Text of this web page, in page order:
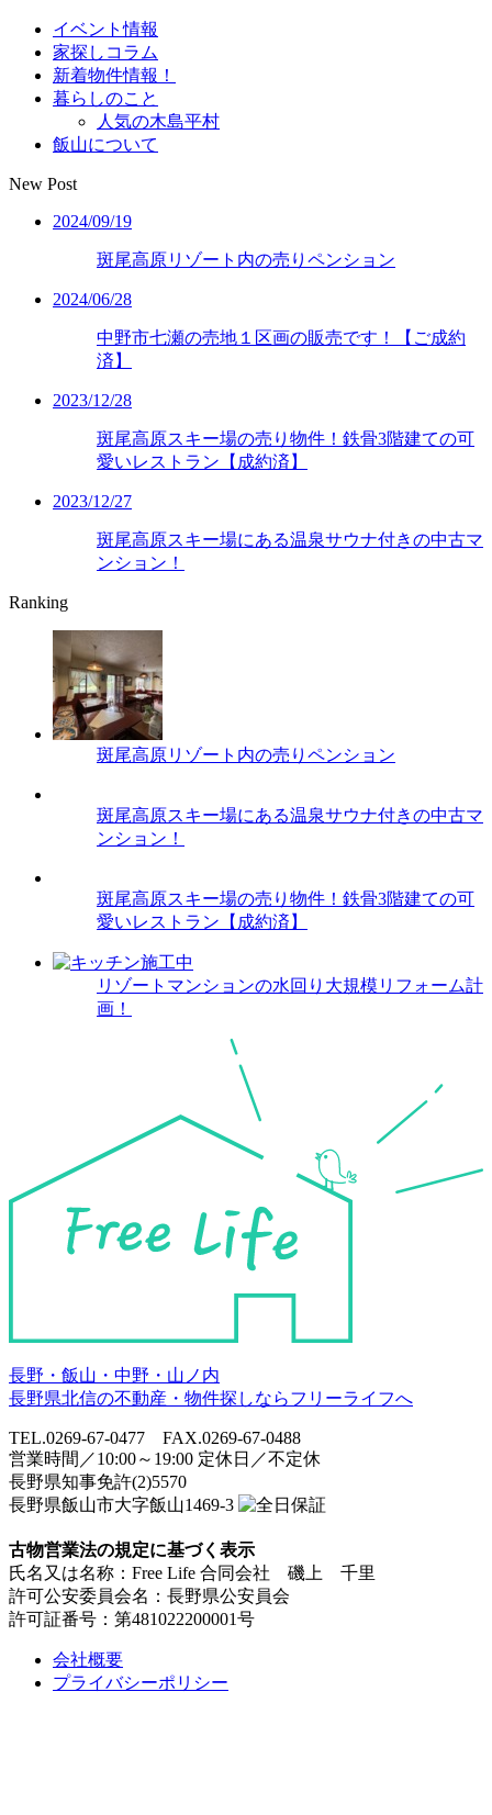
イベント情報
家探しコラム
新着物件情報！
暮らしのこと
人気の木島平村
飯山について
New Post
2024/09/19
斑尾高原リゾート内の売りペンション
2024/06/28
中野市七瀬の売地１区画の販売です！【ご成約
済】
2023/12/28
斑尾高原スキー場の売り物件！鉄骨3階建ての可
愛いレストラン【成約済】
2023/12/27
斑尾高原スキー場にある温泉サウナ付きの中古マ
ンション！
Ranking
斑尾高原リゾート内の売りペンション
斑尾高原スキー場にある温泉サウナ付きの中古マ
ンション！
斑尾高原スキー場の売り物件！鉄骨3階建ての可
愛いレストラン【成約済】
リゾートマンションの水回り大規模リフォーム計
画！
長野・飯山・中野・山ノ内
長野県北信の不動産・物件探しならフリーライフへ
TEL.0269-67-0477 FAX.0269-67-0488
営業時間／10:00～19:00 定休日／不定休
長野県知事免許(2)5570
長野県飯山市大字飯山1469-3
古物営業法の規定に基づく表示
氏名又は名称：Free Life 合同会社 磯上 千里
許可公安委員会名：長野県公安員会
許可証番号：第481022200001号
会社概要
プライバシーポリシー